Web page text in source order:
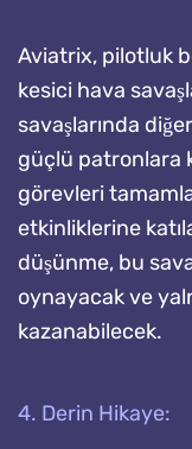
Aviatrix, pilotluk
kesici hava
savaşlarında
güçlü patronlara
görevleri
etkinliklerine
düşünme, bu
oynayacak ve
kazanabilecek.
4. Derin Hikaye: